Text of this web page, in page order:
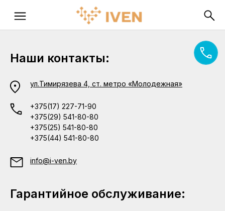
Наши контакты:
ул.Тимирязева 4, ст. метро «Молодежная»
+375(17) 227-71-90
+375(29) 541-80-80
+375(25) 541-80-80
+375(44) 541-80-80
info@i-ven.by
Гарантийное обслуживание: